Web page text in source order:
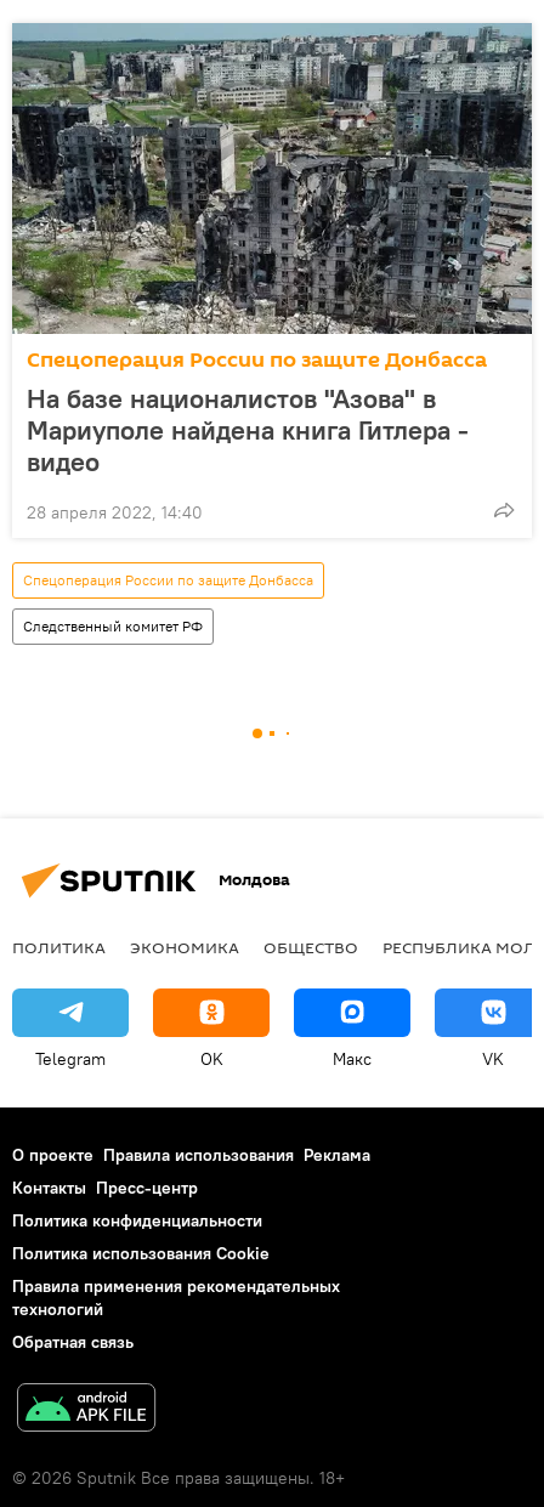
Спецоперация России по защите Донбасса
На базе националистов "Азова" в
Мариуполе найдена книга Гитлера -
видео
28 апреля 2022, 14:40
Спецоперация России по защите Донбасса
Следственный комитет РФ
Молдова
ПОЛИТИКА ЭКОНОМИКА ОБЩЕСТВО РЕСПУБЛИКА
Telegram OK Макс VK
О проекте Правила использования Реклама
Контакты Пресс-центр
Политика конфиденциальности
Политика использования Cookie
Правила применения рекомендательных
технологий
Обратная связь
© 2026 Sputnik Все права защищены. 18+